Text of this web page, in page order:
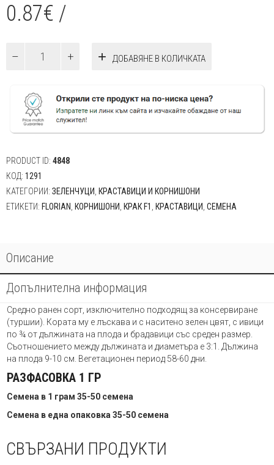
0.87€ /
ДОБАВЯНЕ В КОЛИЧКАТА
PRODUCT ID: 4848
КОД: 1291
КАТЕГОРИИ: ЗЕЛЕНЧУЦИ
КРАСТАВИЦИ И КОРНИШОНИ
ЕТИКЕТИ: FLORIAN КОРНИШОНИ КРАК F1 КРАСТАВИЦИ СЕМЕНА
Описание
Допълнителна информация
Средно ранен сорт, изключително подходящ за консервиране
(туршии). Кората му е лъскава и с наситено зелен цвят, с ивици
по ¾ от дължината на плода и брадавици със среден размер.
Съотношението между дължината и диаметъра е 3:1. Дължина
на плода 9-10 см. Вегетационен период 58-60 дни.
РАЗФАСОВКА 1 ГР
Семена в 1 грам 35-50 семена
Семена в една опаковка 35-50 семена
СВЪРЗАНИ ПРОДУКТИ